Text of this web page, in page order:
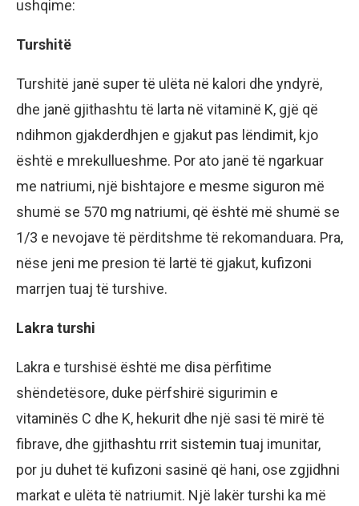
ushqime:
Turshitë
Turshitë janë super të ulëta në kalori dhe yndyrë,
dhe janë gjithashtu të larta në vitaminë K, gjë që
ndihmon gjakderdhjen e gjakut pas lëndimit, kjo
është e mrekullueshme. Por ato janë të ngarkuar
me natriumi, një bishtajore e mesme siguron më
shumë se 570 mg natriumi, që është më shumë se
1/3 e nevojave të përditshme të rekomanduara. Pra,
nëse jeni me presion të lartë të gjakut, kufizoni
marrjen tuaj të turshive.
Lakra turshi
Lakra e turshisë është me disa përfitime
shëndetësore, duke përfshirë sigurimin e
vitaminës C dhe K, hekurit dhe një sasi të mirë të
fibrave, dhe gjithashtu rrit sistemin tuaj imunitar,
por ju duhet të kufizoni sasinë që hani, ose zgjidhni
markat e ulëta të natriumit. Një lakër turshi ka më